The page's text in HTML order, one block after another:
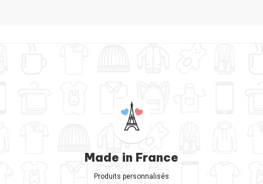
Made in France
Produits personnalisés